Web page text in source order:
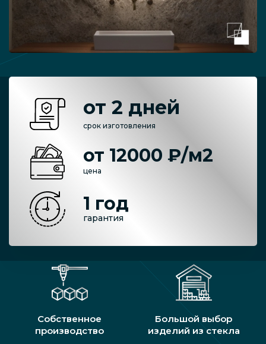
от 2 дней
срок изготовления
от 12000 ₽/м2
цена
1 год
гарантия
Собственное
производство
Большой выбор
изделий из стекла